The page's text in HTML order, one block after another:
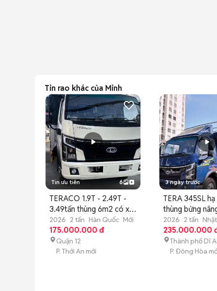
Tin rao khác của Minh
Tin ưu tiên 6
TERACO 1.9T - 2.49T -
3.49tấn thùng 6m2 có xe
sẵn
2026 2 tấn Hàn Quốc Mới
175.000.000 đ
Quận 12
P. Thới An mới
3 ngày trước
TERA 345SL
thùng bửng
2026 2 tấn
235.000.000
Thành phố Dĩ
P. Đông Hòa